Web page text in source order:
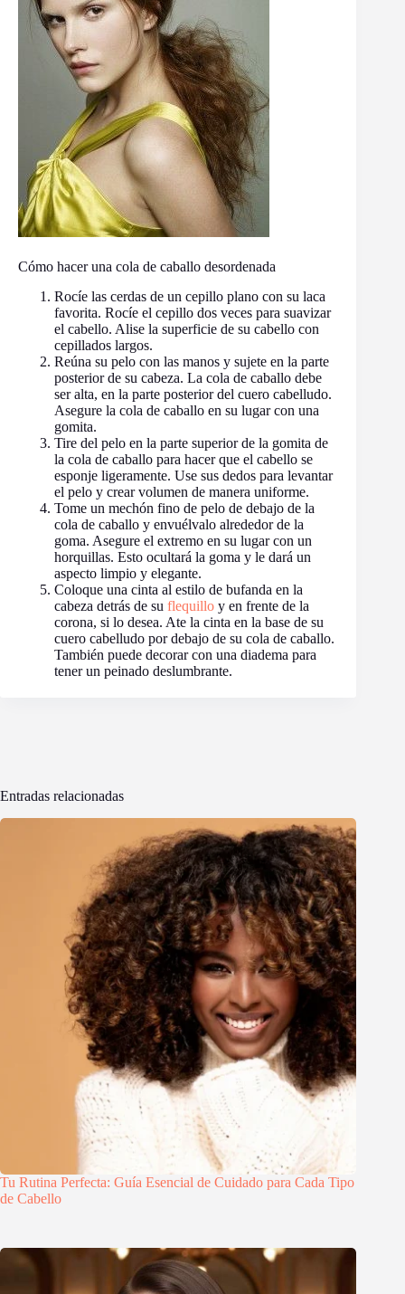
Cómo hacer una cola de caballo desordenada
Rocíe las cerdas de un cepillo plano con su laca
favorita. Rocíe el cepillo dos veces para suavizar
el cabello. Alise la superficie de su cabello con
cepillados largos.
Reúna su pelo con las manos y sujete en la parte
posterior de su cabeza. La cola de caballo debe
ser alta, en la parte posterior del cuero cabelludo.
Asegure la cola de caballo en su lugar con una
gomita.
Tire del pelo en la parte superior de la gomita de
la cola de caballo para hacer que el cabello se
esponje ligeramente. Use sus dedos para levantar
el pelo y crear volumen de manera uniforme.
Tome un mechón fino de pelo de debajo de la
cola de caballo y envuélvalo alrededor de la
goma. Asegure el extremo en su lugar con un
horquillas. Esto ocultará la goma y le dará un
aspecto limpio y elegante.
Coloque una cinta al estilo de bufanda en la
cabeza detrás de su flequillo y en frente de la
corona, si lo desea. Ate la cinta en la base de su
cuero cabelludo por debajo de su cola de caballo.
También puede decorar con una diadema para
tener un peinado deslumbrante.
Entradas relacionadas
Tu Rutina Perfecta: Guía Esencial de Cuidado para Cada Tipo
de Cabello